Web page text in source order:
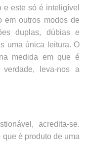
e este só é inteligível
em outros modos de
duplas, dúbias e
uma única leitura. O
medida em que é
leva-nos a
acredita-se.
é produto de uma